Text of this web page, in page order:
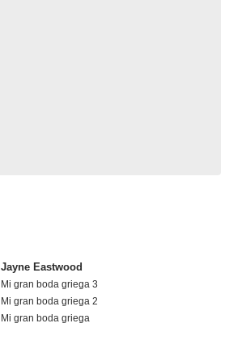
Jayne Eastwood
Mi gran boda griega 3
Mi gran boda griega 2
Mi gran boda griega